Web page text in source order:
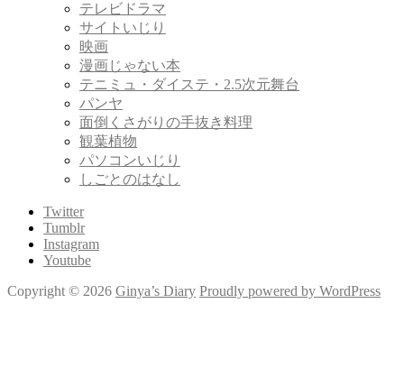
テレビドラマ
サイトいじり
映画
漫画じゃない本
テニミュ・ダイステ・2.5次元舞台
パンヤ
面倒くさがりの手抜き料理
観葉植物
パソコンいじり
しごとのはなし
Twitter
Tumblr
Instagram
Youtube
Copyright © 2026 Ginya’s Diary Proudly powered by WordPress